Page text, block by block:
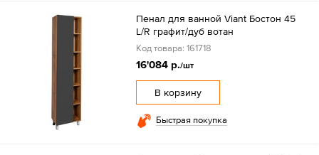
Пенал для ванной Viant Бостон 45
L/R графит/дуб вотан
Код товара: 161718
16'084 р./шт
В корзину
Быстрая покупка